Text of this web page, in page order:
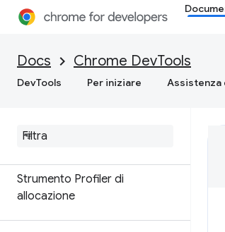
Docs Chrome DevTools
DevTools Per iniziare Assistenza
Memoria
Panoramica
Terminologia della memoria
Strumento Profiler di
allocazione